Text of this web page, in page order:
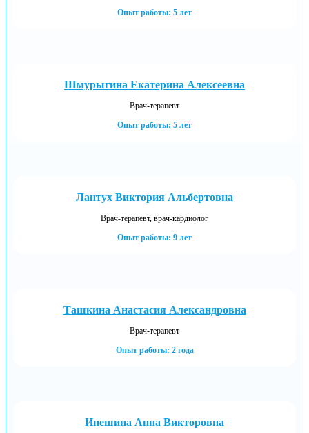
Опыт работы: 5 лет
Шмурыгина Екатерина Алексеевна
Врач-терапевт
Опыт работы: 5 лет
Лантух Виктория Альбертовна
Врач-терапевт, врач-кардиолог
Опыт работы: 9 лет
Ташкина Анастасия Александровна
Врач-терапевт
Опыт работы: 2 года
Инешина Анна Викторовна